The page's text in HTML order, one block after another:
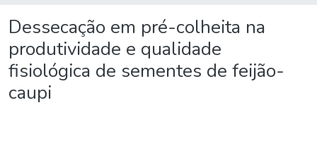
Dessecação em pré-colheita na
produtividade e qualidade
fisiológica de sementes de feijão-
caupi